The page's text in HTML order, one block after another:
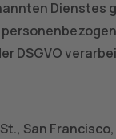
Dienstes
DSGVO
San